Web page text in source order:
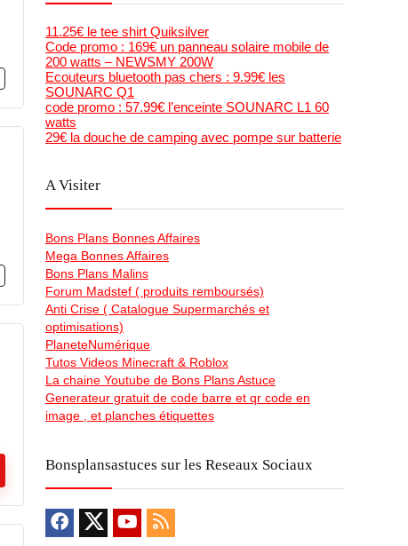
11.25€ le tee shirt Quiksilver
Code promo : 169€ un panneau solaire mobile de
200 watts – NEWSMY 200W
Ecouteurs bluetooth pas chers : 9.99€ les
SOUNARC Q1
code promo : 57.99€ l’enceinte SOUNARC L1 60
watts
29€ la douche de camping avec pompe sur batterie
A Visiter
Bons Plans Bonnes Affaires
Mega Bonnes Affaires
Bons Plans Malins
Forum Madstef ( produits remboursés)
Anti Crise ( Catalogue Supermarchés et
optimisations)
PlaneteNumérique
Tutos Videos Minecraft & Roblox
La chaine Youtube de Bons Plans Astuce
Generateur gratuit de code barre et qr code en
image , et planches étiquettes
Bonsplansastuces sur les Reseaux Sociaux